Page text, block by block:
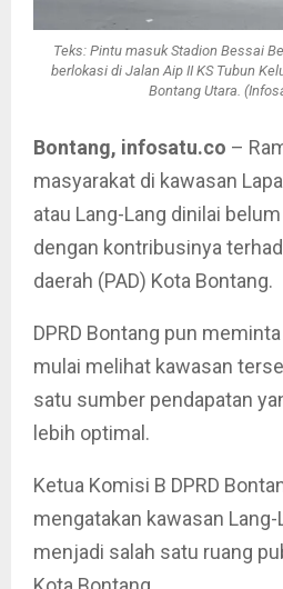
Teks: Pintu masuk Stadion Bessai
berlokasi di Jalan Aip II KS Tubun
Bontang Utara.
Bontang, infosatu.co –
masyarakat di kawasan
atau Lang-Lang dinilai
dengan kontribusinya
daerah (PAD) Kota Bontang.
DPRD Bontang pun
mulai melihat kawasan
satu sumber pendapatan
lebih optimal.
Ketua Komisi B DPRD
mengatakan kawasan
menjadi salah satu ruang